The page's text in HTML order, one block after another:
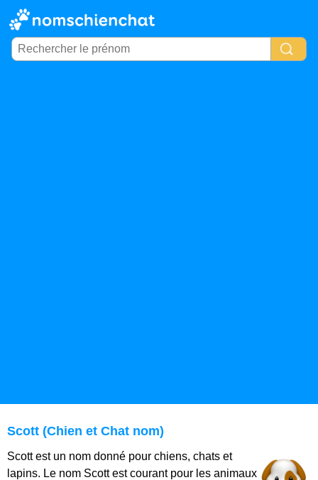
Scott (Chien et Chat nom)
Scott est un nom donné pour chiens, chats et
lapins. Le nom Scott est courant pour les animaux